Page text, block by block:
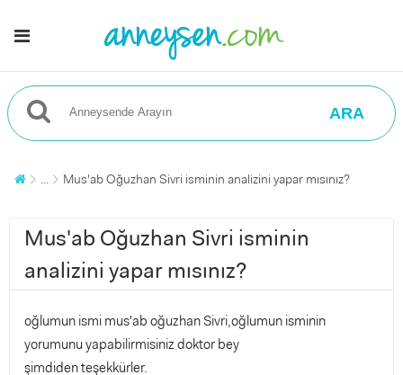
ARA
... Mus'ab Oğuzhan Sivri isminin analizini yapar mısınız?
Mus'ab Oğuzhan Sivri isminin
analizini yapar mısınız?
oğlumun ismi mus'ab oğuzhan Sivri,oğlumun isminin
yorumunu yapabilirmisiniz doktor bey
şimdiden teşekkürler.